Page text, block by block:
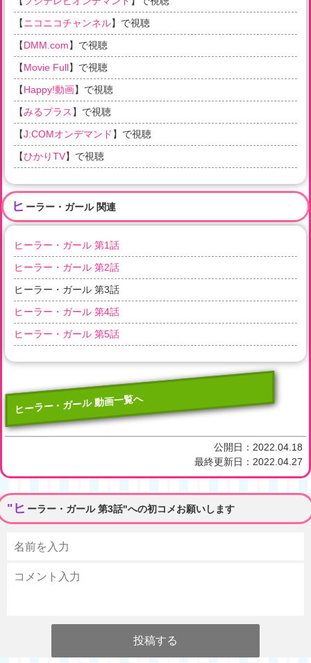
【ニコニコチャンネル】で視聴
【DMM.com】で視聴
【Movie Full】で視聴
【Happy!動画】で視聴
【みるプラス 】で視聴
【J:COMオンデマンド 】で視聴
【ひかりTV】で視聴
ヒ ーラー・ガール 関連
ヒーラー・ガール 第1話
ヒーラー・ガール 第2話
ヒーラー・ガール 第3話
ヒーラー・ガール 第4話
ヒーラー・ガール 第5話
ヒーラー・ガール 動画一覧へ
公開日： 2022.04.18
最終更新日： 2022.04.27
"ヒ ーラー・ガール 第3話"への初コメお願いします